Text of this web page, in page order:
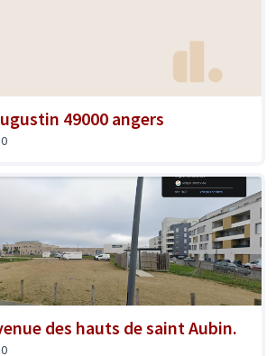
49000 angers
0
des hauts de saint Aubin.
0